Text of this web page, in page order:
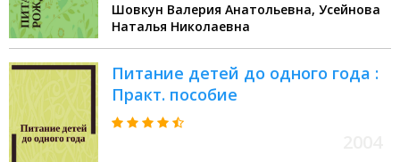
Шовкун Валерия Анатольевна, Усейнова
Наталья Николаевна
Питание детей до одного года :
Практ. пособие